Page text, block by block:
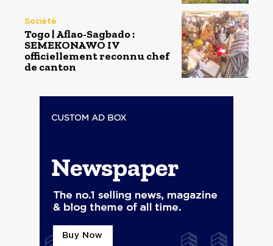
Société
Togo | Aflao-Sagbado :
SEMEKONAWO IV
officiellement reconnu chef
de canton